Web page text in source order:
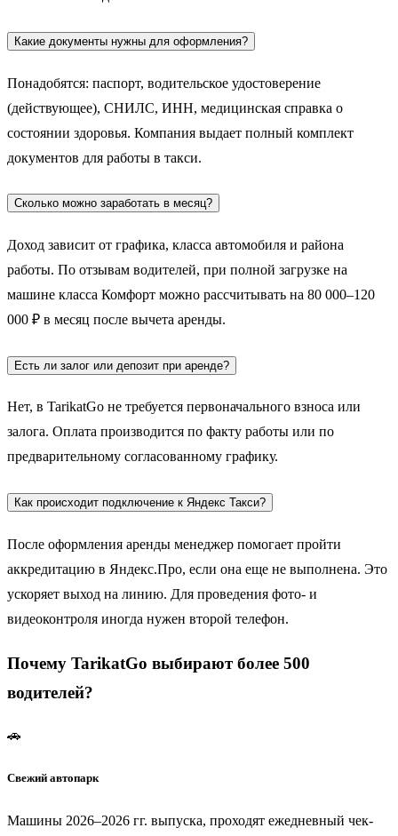
Какие документы нужны для оформления?
Понадобятся: паспорт, водительское удостоверение
(действующее), СНИЛС, ИНН, медицинская справка о
состоянии здоровья. Компания выдает полный комплект
документов для работы в такси.
Сколько можно заработать в месяц?
Доход зависит от графика, класса автомобиля и района
работы. По отзывам водителей, при полной загрузке на
машине класса Комфорт можно рассчитывать на 80 000–120
000 ₽ в месяц после вычета аренды.
Есть ли залог или депозит при аренде?
Нет, в TarikatGo не требуется первоначального взноса или
залога. Оплата производится по факту работы или по
предварительному согласованному графику.
Как происходит подключение к Яндекс Такси?
После оформления аренды менеджер помогает пройти
аккредитацию в Яндекс.Про, если она еще не выполнена. Это
ускоряет выход на линию. Для проведения фото- и
видеоконтроля иногда нужен второй телефон.
Почему TarikatGo выбирают более 500
водителей?
🚗
Свежий автопарк
Машины 2026–2026 гг. выпуска, проходят ежедневный чек-